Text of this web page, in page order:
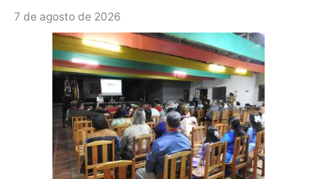
7 de agosto de 2026